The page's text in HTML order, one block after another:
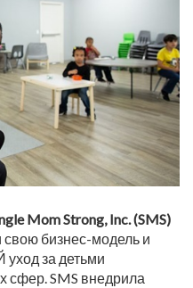
Mom Strong, Inc. (SMS)
свою бизнес-модель и
за детьми
сфер. SMS внедрила